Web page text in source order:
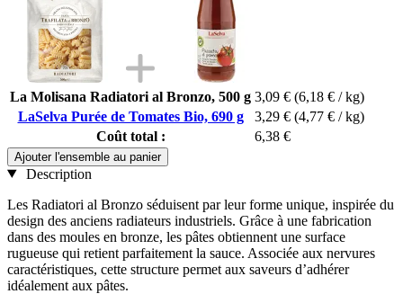
La Molisana Radiatori al Bronzo, 500 g 3,09 € (6,18 € / kg)
LaSelva Purée de Tomates Bio, 690 g
3,29 € (4,77 € / kg)
Coût total :
6,38 €
Ajouter l'ensemble au panier
Description
Les Radiatori al Bronzo séduisent par leur forme unique, inspirée du
design des anciens radiateurs industriels. Grâce à une fabrication
dans des moules en bronze, les pâtes obtiennent une surface
rugueuse qui retient parfaitement la sauce. Associée aux nervures
caractéristiques, cette structure permet aux saveurs d’adhérer
idéalement aux pâtes.